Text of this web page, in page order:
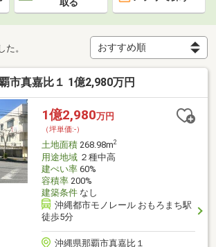
た。
市真嘉比１ 1億2,980万円
1億2,980万円
（坪単価:-）
土地面積268.98m2
用途地域２種中高
建ぺい率60%
容積率200%
建築条件なし
沖縄都市モノレール おもろまち駅
徒歩5分
沖縄県那覇市真嘉比１